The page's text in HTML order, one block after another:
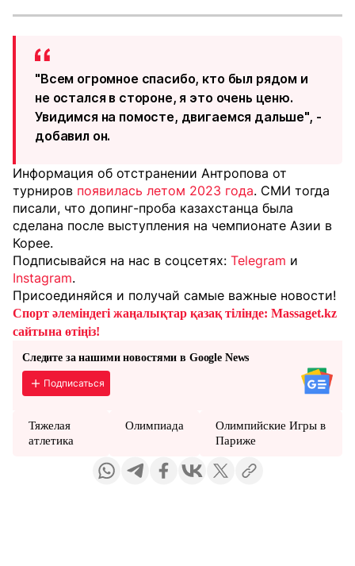
"Всем огромное спасибо, кто был рядом и
не остался в стороне, я это очень ценю.
Увидимся на помосте, двигаемся дальше", -
добавил он.
Информация об отстранении Антропова от
турниров появилась летом 2023 года. СМИ тогда
писали, что допинг-проба казахстанца была
сделана после выступления на чемпионате Азии в
Корее.
Подписывайся на нас в соцсетях: Telegram и
Instagram.
Присоединяйся и получай самые важные новости!
Спорт әлеміндегі жаңалықтар қазақ тілінде: Massaget.kz
сайтына өтіңіз!
Следите за нашими новостями в Google News
Подписаться
Тяжелая
атлетика
Олимпиада
Олимпийские Игры в
Париже